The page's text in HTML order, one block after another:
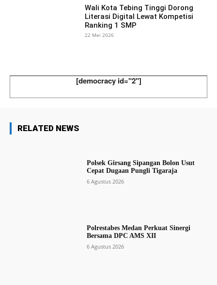
Wali Kota Tebing Tinggi Dorong
Literasi Digital Lewat Kompetisi
Ranking 1 SMP
22 Mei 2026
[democracy id="2"]
RELATED NEWS
Polsek Girsang Sipangan Bolon Usut
Cepat Dugaan Pungli Tigaraja
6 Agustus 2026
Polrestabes Medan Perkuat Sinergi
Bersama DPC AMS XII
6 Agustus 2026